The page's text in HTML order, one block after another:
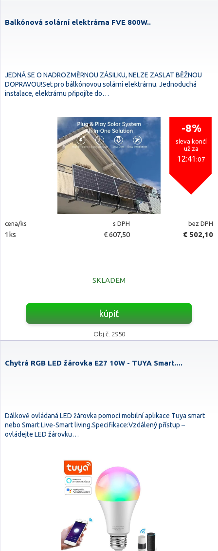
Balkónová solární elektrárna FVE 800W..
JEDNÁ SE O NADROZMĚRNOU ZÁSILKU, NELZE ZASLAT BĚŽNOU
DOPRAVOU!Set pro bálkónovou solární elektrárnu. Jednoduchá
instalace, elektrárnu připojíte do…
-8%
sleva končí
už za
12:41:06
cena/ks s DPH bez DPH
1ks € 607,50 € 502,10
SKLADEM
kúpiť
Obj.č. 2950
Chytrá RGB LED žárovka E27 10W - TUYA Smart....
Dálkově ovládaná LED žárovka pomocí mobilní aplikace Tuya smart
nebo Smart Live-Smart living.Specifikace:Vzdálený přístup –
ovládejte LED žárovku…